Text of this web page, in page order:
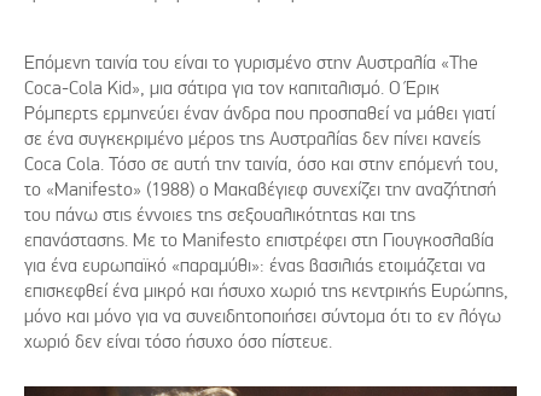
Επόμενη ταινία του είναι το γυρισμένο στην Αυστραλία «The
Coca-Cola Kid», μια σάτιρα για τον καπιταλισμό. Ο Έρικ
Ρόμπερτς ερμηνεύει έναν άνδρα που προσπαθεί να μάθει γιατί
σε ένα συγκεκριμένο μέρος της Αυστραλίας δεν πίνει κανείς
Coca Cola. Τόσο σε αυτή την ταινία, όσο και στην επόμενή του,
το «Manifesto» (1988) ο Μακαβέγιεφ συνεχίζει την αναζήτησή
του πάνω στις έννοιες της σεξουαλικότητας και της
επανάστασης. Με το Manifesto επιστρέφει στη Γιουγκοσλαβία
για ένα ευρωπαϊκό «παραμύθι»: ένας βασιλιάς ετοιμάζεται να
επισκεφθεί ένα μικρό και ήσυχο χωριό της κεντρικής Ευρώπης,
μόνο και μόνο για να συνειδητοποιήσει σύντομα ότι το εν λόγω
χωριό δεν είναι τόσο ήσυχο όσο πίστευε.